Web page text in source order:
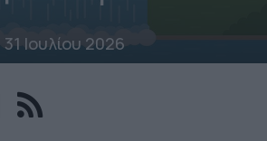
31 Ιουλίου 2026